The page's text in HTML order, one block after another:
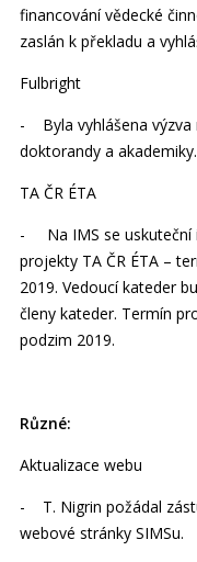
financování vědecké
zaslán k překladu a
Fulbright
- Byla vyhlášena výzva
doktorandy a
TA ČR ÉTA
- Na IMS se uskuteční
projekty TA ČR ÉTA –
2019. Vedoucí kateder
členy kateder. Termín
podzim 2019.
Různé:
Aktualizace webu
- T. Nigrin požádal
webové stránky SIMSu.